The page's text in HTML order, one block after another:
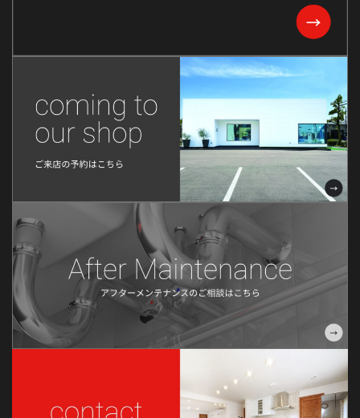
2022年8月
2022年6月
2022年5月
2022年4月
2022年2月
2021年12月
2021年11月
2021年10月
2021年6月